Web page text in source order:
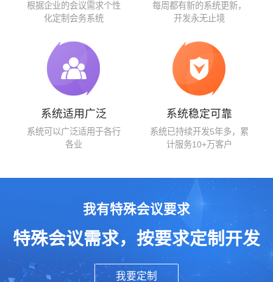
根据企业的会议需求个性
化定制会务系统
每周都有新的系统更新，
开发永无止境
系统适用广泛
系统可以广泛适用于各行
各业
系统稳定可靠
系统已持续开发5年多，累
计服务10+万客户
我有特殊会议要求
特殊会议需求，按要求定制开发
我要定制